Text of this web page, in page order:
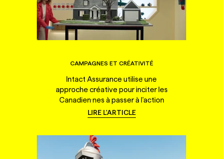
CAMPAGNES ET CRÉATIVITÉ
Intact Assurance utilise une
approche créative pour inciter les
Canadien·nes à passer à l'action
LIRE L'ARTICLE